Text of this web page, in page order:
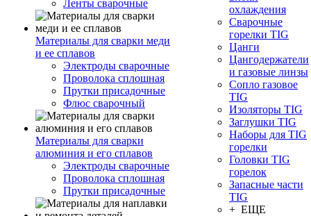
Ленты сварочные
Материалы для сварки меди
и ее сплавов
Электроды сварочные
Проволока сплошная
Прутки присадочные
Флюс сварочный
Материалы для сварки
алюминия и его сплавов
Электроды сварочные
Проволока сплошная
Прутки присадочные
охлаждения
Сварочные
горелки TIG
Цанги
Цангодержатели
и газовые линзы
Сопло газовое
TIG
Изоляторы TIG
Заглушки TIG
Наборы для TIG
горелки
Головки TIG
горелок
Запасные части
TIG
+ ЕЩЕ